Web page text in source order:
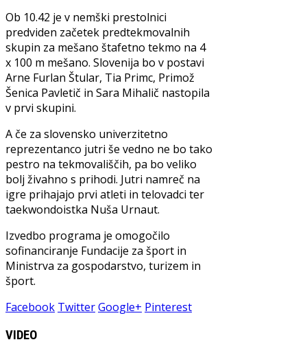
Ob 10.42 je v nemški prestolnici
predviden začetek predtekmovalnih
skupin za mešano štafetno tekmo na 4
x 100 m mešano. Slovenija bo v postavi
Arne Furlan Štular, Tia Primc, Primož
Šenica Pavletič in Sara Mihalič nastopila
v prvi skupini.
A če za slovensko univerzitetno
reprezentanco jutri še vedno ne bo tako
pestro na tekmovališčih, pa bo veliko
bolj živahno s prihodi. Jutri namreč na
igre prihajajo prvi atleti in telovadci ter
taekwondoistka Nuša Urnaut.
Izvedbo programa je omogočilo
sofinanciranje Fundacije za šport in
Ministrva za gospodarstvo, turizem in
šport.
Facebook TwitterGoogle+ Pinterest
VIDEO